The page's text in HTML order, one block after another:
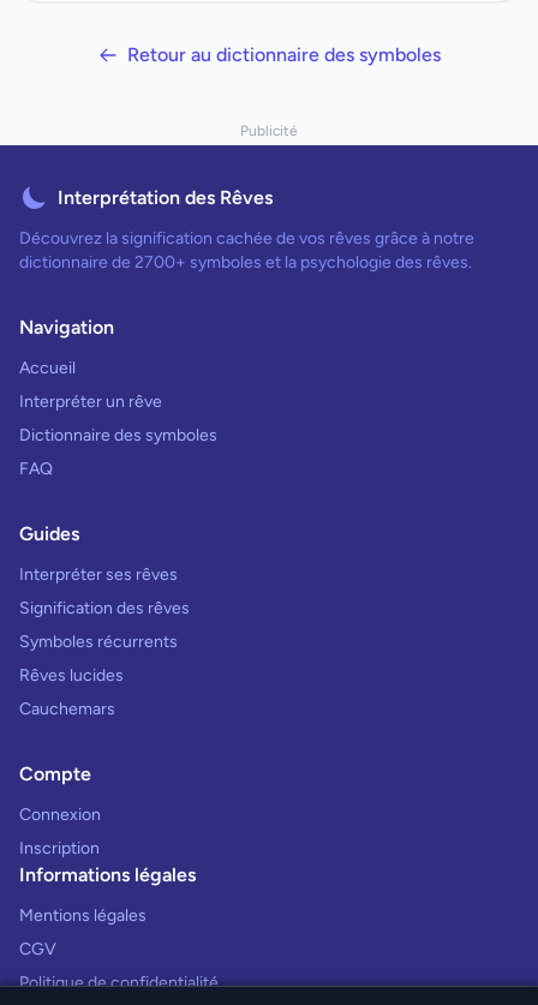
Retour au dictionnaire des symboles
Publicité
Interprétation des Rêves
Découvrez la signification cachée de vos rêves grâce à notre
dictionnaire de 2700+ symboles et la psychologie des rêves.
Navigation
Accueil
Interpréter un rêve
Dictionnaire des symboles
FAQ
Guides
Interpréter ses rêves
Signification des rêves
Symboles récurrents
Rêves lucides
Cauchemars
Compte
Connexion
Inscription
Informations légales
Mentions légales
CGV
Politique de confidentialité